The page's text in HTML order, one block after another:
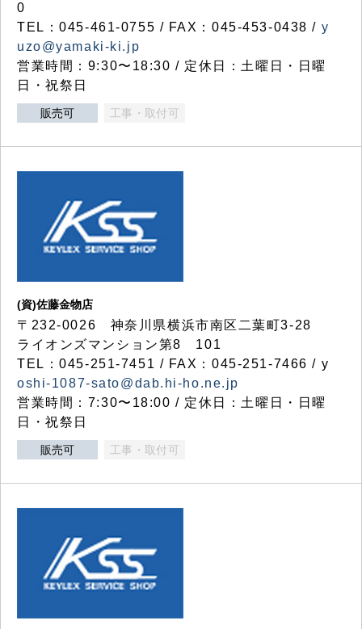
0
TEL：045-461-0755 / FAX：045-453-0438 / y
uzo@yamaki-ki.jp
営業時間：9:30〜18:30 / 定休日：土曜日・日曜
日・祝祭日
販売可 工事・取付可
(資)佐藤金物店
〒232-0026 神奈川県横浜市南区二葉町3-28
ライオンズマンション第8 101
TEL：045-251-7451 / FAX：045-251-7466 / y
oshi-1087-sato@dab.hi-ho.ne.jp
営業時間：7:30〜18:00 / 定休日：土曜日・日曜
日・祝祭日
販売可 工事・取付可